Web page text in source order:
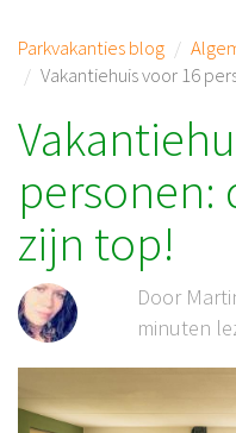
Parkvakanties blog
Vakantiehuis voor 16
personen:
zijn top!
Door
minuten